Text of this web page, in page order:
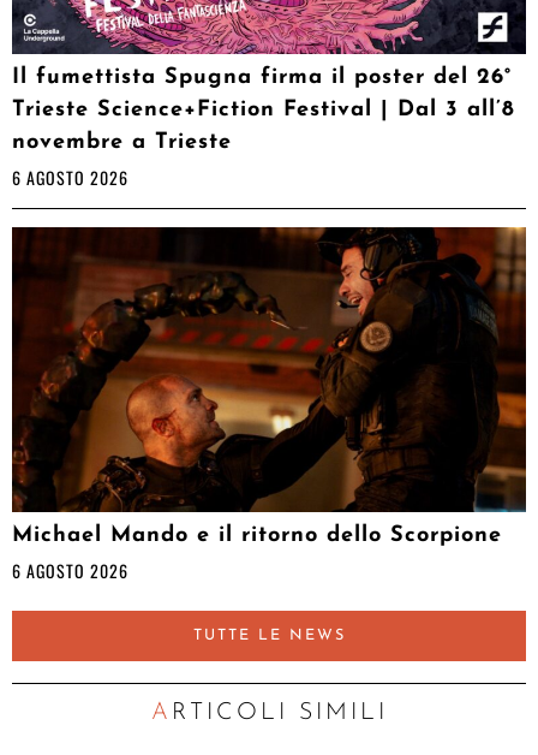
Il fumettista Spugna firma il poster del 26°
Trieste Science+Fiction Festival | Dal 3 all’8
novembre a Trieste
6 AGOSTO 2026
Michael Mando e il ritorno dello Scorpione
6 AGOSTO 2026
TUTTE LE NEWS
ARTICOLI SIMILI